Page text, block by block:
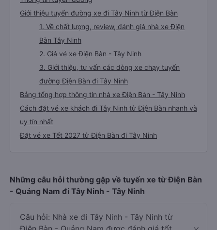
Giới thiệu tuyến đường xe đi Tây Ninh từ Điện Bàn
1. Về chất lượng, review, đánh giá nhà xe Điện
Bàn Tây Ninh
2. Giá vé xe Điện Bàn - Tây Ninh
3. Giới thiệu, tư vấn các dòng xe chạy tuyến
đường Điện Bàn đi Tây Ninh
Bảng tổng hợp thông tin nhà xe Điện Bàn - Tây Ninh
Cách đặt vé xe khách đi Tây Ninh từ Điện Bàn nhanh và
uy tín nhất
Đặt vé xe Tết 2027 từ Điện Bàn đi Tây Ninh
Những câu hỏi thường gặp về tuyến xe từ Điện Bàn
- Quảng Nam đi Tây Ninh - Tây Ninh
Câu hỏi: Nhà xe đi Tây Ninh - Tây Ninh từ